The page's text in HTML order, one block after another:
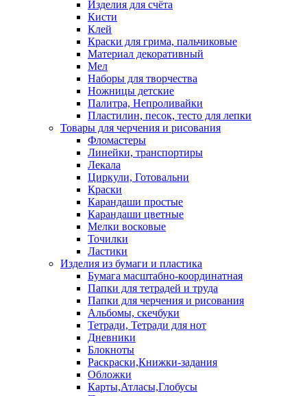
Изделия для счёта
Кисти
Клей
Краски для грима, пальчиковые
Материал декоративный
Мел
Наборы для творчества
Ножницы детские
Палитра, Непроливайки
Пластилин, песок, тесто для лепки
Товары для черчения и рисования
Фломастеры
Линейки, транспортиры
Лекала
Циркули, Готовальни
Краски
Карандаши простые
Карандаши цветные
Мелки восковые
Точилки
Ластики
Изделия из бумаги и пластика
Бумага масштабно-координатная
Папки для тетрадей и труда
Папки для черчения и рисования
Альбомы, скечбуки
Тетради, Тетради для нот
Дневники
Блокноты
Раскраски,Книжки-задания
Обложки
Карты,Атласы,Глобусы